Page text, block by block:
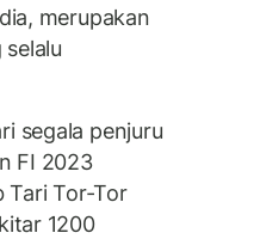
merupakan
segala penjuru
FI 2023
Tari Tor-Tor
1200